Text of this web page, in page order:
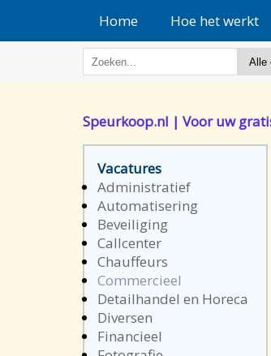
Home Hoe het werkt
Speurkoop.nl | Voor uw
Vacatures
Administratief
Automatisering
Beveiliging
Callcenter
Chauffeurs
Commercieel
Detailhandel en Horeca
Diversen
Financieel